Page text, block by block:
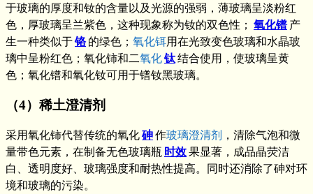
于玻璃的厚度和钕的含量以及光源的强弱，薄玻璃呈淡粉红
色，厚玻璃呈兰紫色，这种现象称为钕的双色性； 氧化镨 产
生一种类似于铬 的绿色； 氧化铒用在光致变色玻璃和水晶玻
璃中呈粉红色；氧化铈和二氧化钛结合使用，使玻璃呈黄
色；氧化镨和氧化钕可用于镨钕黑玻璃。
（4）稀土澄清剂
采用氧化铈代替传统的氧化砷作玻璃澄清剂
，清除气泡和微
量带色元素，在制备无色玻璃瓶 时效果显著，成品晶荧洁
白、透明度好、玻璃强度和耐热性提高。同时还消除了砷对环
境和玻璃的污染。